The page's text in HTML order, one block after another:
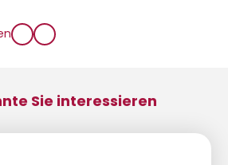
Sie interessieren